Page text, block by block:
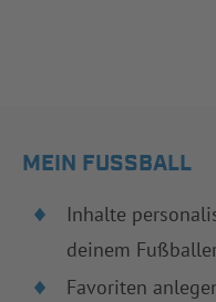
MEIN FUSSBALL
Inhalte
deinem
Favoriten